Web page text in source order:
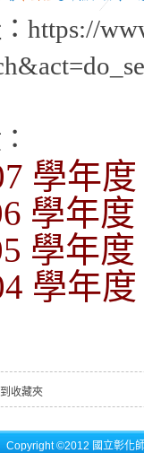
https://
學年度
學年度
學年度
學年度
收藏夾
Copyright ©2012 國立彰化